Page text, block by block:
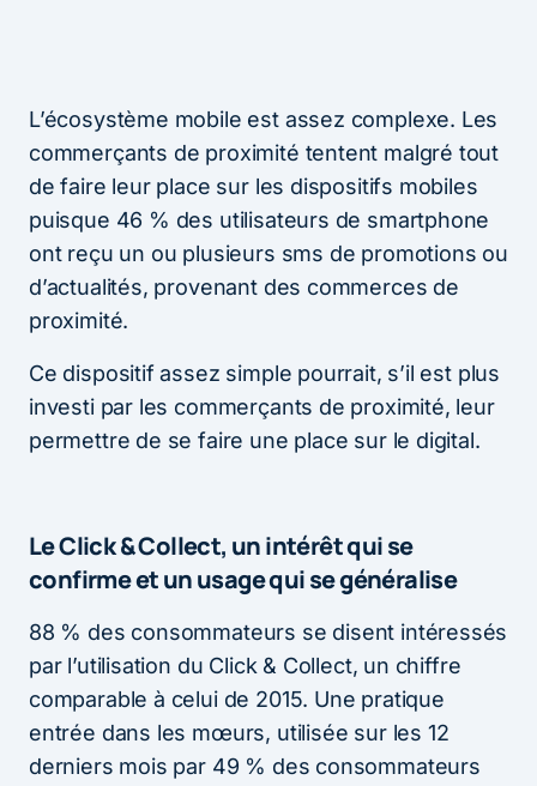
L’écosystème mobile est assez complexe. Les
commerçants de proximité tentent malgré tout
de faire leur place sur les dispositifs mobiles
puisque 46 % des utilisateurs de smartphone
ont reçu un ou plusieurs sms de promotions ou
d’actualités, provenant des commerces de
proximité.
Ce dispositif assez simple pourrait, s’il est plus
investi par les commerçants de proximité, leur
permettre de se faire une place sur le digital.
Le Click & Collect, un intérêt qui se
confirme et un usage qui se généralise
88 % des consommateurs se disent intéressés
par l’utilisation du Click & Collect, un chiffre
comparable à celui de 2015. Une pratique
entrée dans les mœurs, utilisée sur les 12
derniers mois par 49 % des consommateurs